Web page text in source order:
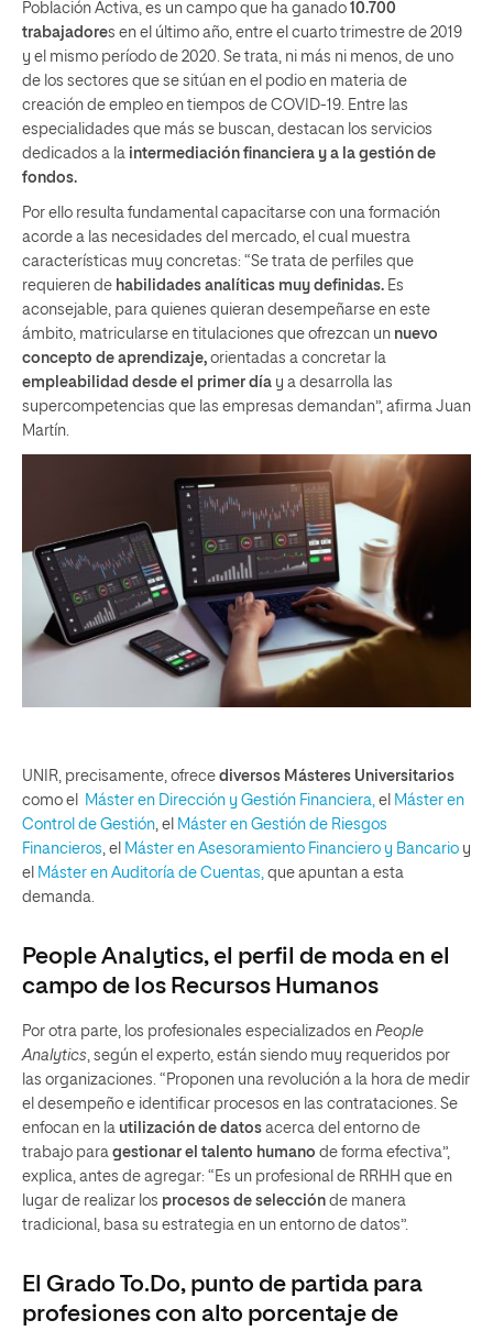
Población Activa, es un campo que ha ganado 10.700
trabajadores en el último año, entre el cuarto trimestre de 2019
y el mismo período de 2020. Se trata, ni más ni menos, de uno
de los sectores que se sitúan en el podio en materia de
creación de empleo en tiempos de COVID-19. Entre las
especialidades que más se buscan, destacan los servicios
dedicados a la intermediación financiera y a la gestión de
fondos.
Por ello resulta fundamental capacitarse con una formación
acorde a las necesidades del mercado, el cual muestra
características muy concretas: “Se trata de perfiles que
requieren de habilidades analíticas muy definidas. Es
aconsejable, para quienes quieran desempeñarse en este
ámbito, matricularse en titulaciones que ofrezcan un nuevo
concepto de aprendizaje, orientadas a concretar la
empleabilidad desde el primer día y a desarrolla las
supercompetencias que las empresas demandan”, afirma Juan
Martín.
UNIR, precisamente, ofrece diversos Másteres Universitarios
como el
Máster en Dirección y Gestión Financiera, el Máster en
Control de Gestión , el Máster en Gestión de Riesgos
Financieros , el Máster en Asesoramiento Financiero y Bancario y
el Máster en Auditoría de Cuentas, que apuntan a esta
demanda.
People Analytics, el perfil de moda en el
campo de los Recursos Humanos
Por otra parte, los profesionales especializados en People
Analytics , según el experto, están siendo muy requeridos por
las organizaciones. “Proponen una revolución a la hora de medir
el desempeño e identificar procesos en las contrataciones. Se
enfocan en la utilización de datos acerca del entorno de
trabajo para gestionar el talento humano de forma efectiva”,
explica, antes de agregar: “Es un profesional de RRHH que en
lugar de realizar los procesos de selección de manera
tradicional, basa su estrategia en un entorno de datos”.
El Grado To.Do, punto de partida para
profesiones con alto porcentaje de